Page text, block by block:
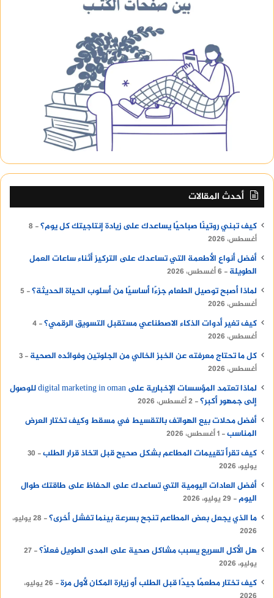
أحدث المقالات
كيف تبني روتينًا صباحيًا يساعدك على زيادة إنتاجيتك كل يوم؟
8
أغسطس، 2026
أفضل أنواع الأطعمة التي تساعدك على التركيز أثناء ساعات العمل
الطويلة
6 أغسطس، 2026
لماذا أصبح توصيل الطعام جزءًا أساسيًا من أسلوب الحياة الحديثة؟
5
أغسطس، 2026
كيف تغير أدوات الذكاء الاصطناعي مستقبل التسويق الرقمي؟ 4
أغسطس، 2026
كل ما تحتاج معرفته عن الخبز الخالي من الجلوتين وفوائده الصحية
3
أغسطس، 2026
لماذا تعتمد المؤسسات الإخبارية على digital marketing in oman للوصول
إلى جمهور أكبر؟ 2 أغسطس، 2026
أفضل محلات بيع الهواتف بالتقسيط في مسقط وكيف تختار العرض
المناسب 1 أغسطس، 2026
كيف تقرأ تقييمات المطاعم بشكل صحيح قبل اتخاذ قرار الطلب
30
يوليو، 2026
أفضل العادات اليومية التي تساعدك على الحفاظ على طاقتك طوال
اليوم
29 يوليو، 2026
ما الذي يجعل بعض المطاعم تنجح بسرعة بينما تفشل أخرى؟
28 يوليو،
2026
هل الأكل السريع يسبب مشاكل صحية على المدى الطويل فعلًا؟ 27
يوليو، 2026
كيف تختار مطعمًا جيدًا قبل الطلب أو زيارة المكان لأول مرة
26 يوليو،